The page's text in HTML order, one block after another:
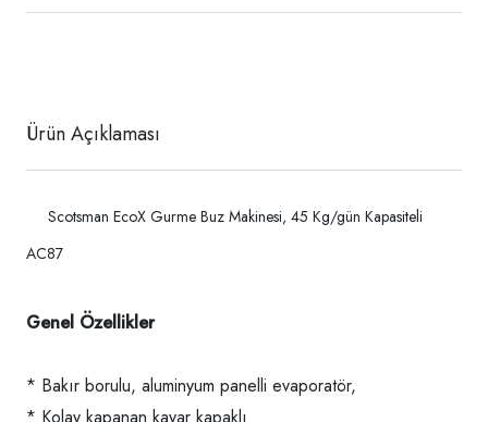
Ürün Açıklaması
Scotsman EcoX Gurme Buz Makinesi, 45 Kg/gün Kapasiteli
AC87
Genel Özellikler
* Bakır borulu, aluminyum panelli evaporatör,